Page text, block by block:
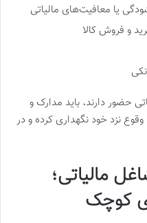
یا معافیت‌های مالیاتی
و فروش کالا
حضور دارند، باید مدارک و
نزد خود نگهداری کرده و در
مالیاتی؛
کوچک